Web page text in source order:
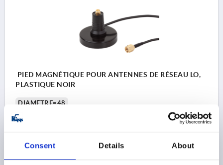
Consent Details About
PIED MAGNÉTIQUE POUR ANTENNES DE RÉSEAU LO,
PLASTIQUE NOIR
DIAMÈTRE=48
LONGUEUR DU CÂBLE DE RACCORDEMENT=1,5